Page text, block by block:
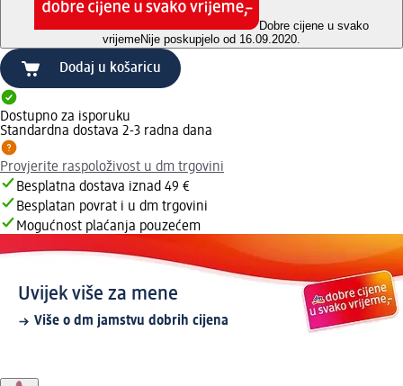
Dobre cijene u svako
vrijemeNije poskupjelo od 16.09.2020.
Dodaj u košaricu
Dostupno za isporuku
Standardna dostava 2-3 radna dana
Provjerite raspoloživost u dm trgovini
Besplatna dostava iznad 49 €
Besplatan povrat i u dm trgovini
Mogućnost plaćanja pouzećem
Uvijek više za mene
Više o dm jamstvu dobrih cijena